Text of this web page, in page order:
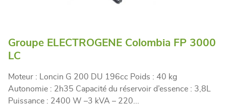
Groupe ELECTROGENE Colombia FP 3000
LC
Moteur : Loncin G 200 DU 196cc Poids : 40 kg
Autonomie : 2h35 Capacité du réservoir d’essence : 3,8L
Puissance : 2400 W –3 kVA – 220...